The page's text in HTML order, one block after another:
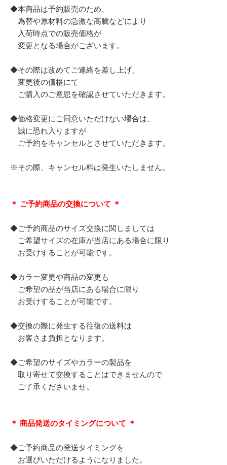
◆本商品は予約販売のため、
為替や原材料の急激な高騰などにより
入荷時点での販売価格が
変更となる場合がございます。
◆その際は改めてご連絡を差し上げ、
変更後の価格にて
ご購入のご意思を確認させていただきます。
◆価格変更にご同意いただけない場合は、
誠に恐れ入りますが
ご予約をキャンセルとさせていただきます。
※その際、キャンセル料は発生いたしません。
＊ ご予約商品の交換について ＊
◆ご予約商品のサイズ交換に関しましては
ご希望サイズの在庫が当店にある場合に限り
お受けすることが可能です。
◆カラー変更や商品の変更も
ご希望の品が当店にある場合に限り
お受けすることが可能です。
◆交換の際に発生する往復の送料は
お客さま負担となります。
◆ご希望のサイズやカラーの製品を
取り寄せて交換することはできませんので
ご了承くださいませ。
＊ 商品発送のタイミングについて ＊
◆ご予約商品の発送タイミングを
お選びいただけるようになりました。